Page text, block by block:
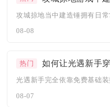
08-08
热门 如何让光遇新手
08-07